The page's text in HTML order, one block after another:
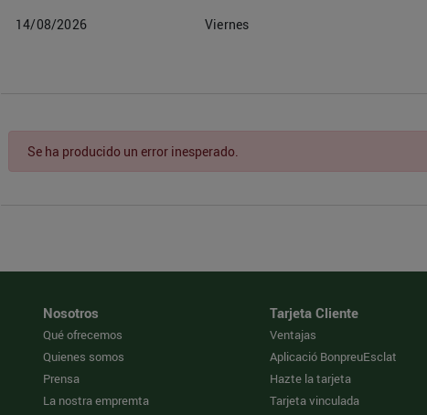
14/08/2026 Viernes
Se ha producido un error inesperado.
Nosotros
Qué ofrecemos
Quienes somos
Prensa
La nostra empremta
Tarjeta Cliente
Ventajas
Aplicació BonpreuEsclat
Hazte la tarjeta
Tarjeta vinculada